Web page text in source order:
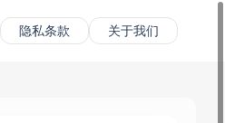
隐私条款 关于我们